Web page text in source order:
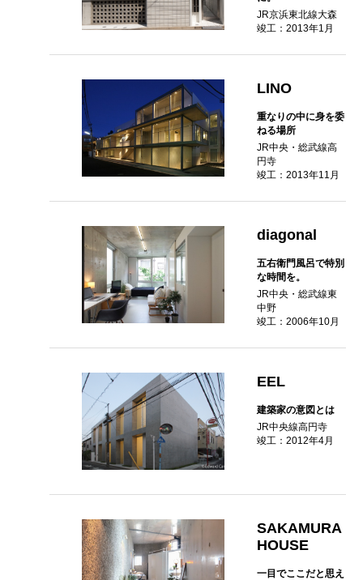
JR京浜東北線大森
竣工：2013年1月
LINO
重なりの中に身を委
ねる場所
JR中央・総武線高
円寺
竣工：2013年11月
diagonal
五右衛門風呂で特別
な時間を。
JR中央・総武線東
中野
竣工：2006年10月
EEL
建築家の意図とは
JR中央線高円寺
竣工：2012年4月
SAKAMURA
HOUSE
一目でここだと思え